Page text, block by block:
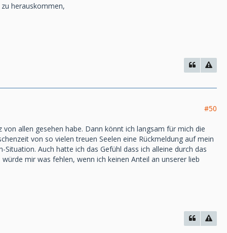
herauskommen,
#50
allen gesehen habe. Dann könnt ich langsam für mich die
von so vielen treuen Seelen eine Rückmeldung auf mein
Auch hatte ich das Gefühl dass ich alleine durch das
mir was fehlen, wenn ich keinen Anteil an unserer lieb